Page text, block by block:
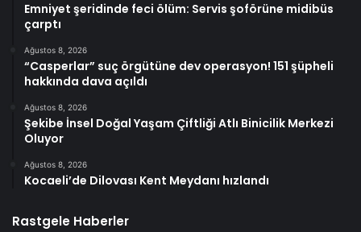
Emniyet şeridinde feci ölüm: Servis şoförüne midibüs
çarptı
Ağustos 8, 2026
“Casperlar” suç örgütüne dev operasyon! 151 şüpheli
hakkında dava açıldı
Ağustos 8, 2026
Şekibe İnsel Doğal Yaşam Çiftliği Atlı Binicilik Merkezi
Oluyor
Ağustos 8, 2026
Kocaeli’de Dilovası Kent Meydanı hızlandı
Rastgele Haberler